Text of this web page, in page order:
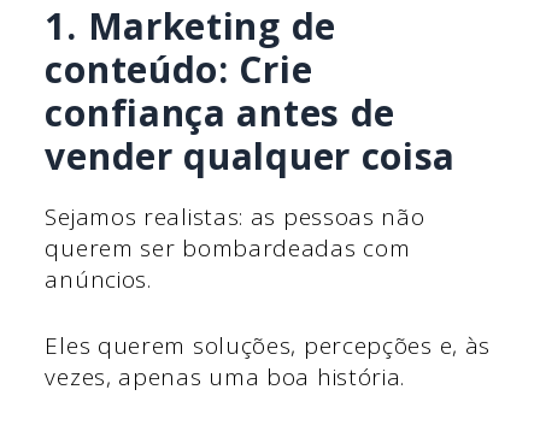
1. Marketing de
conteúdo: Crie
confiança antes de
vender qualquer coisa
Sejamos realistas: as pessoas não
querem ser bombardeadas com
anúncios.
Eles querem soluções, percepções e, às
vezes, apenas uma boa história.